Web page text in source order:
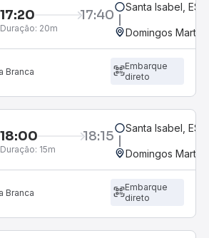
17:20 17:40
Duração: 20m
Santa Isabel, ES
Domingos
Branca
Embarque
direto
18:00 18:15
Duração: 15m
Santa Isabel, ES
Domingos
Branca
Embarque
direto